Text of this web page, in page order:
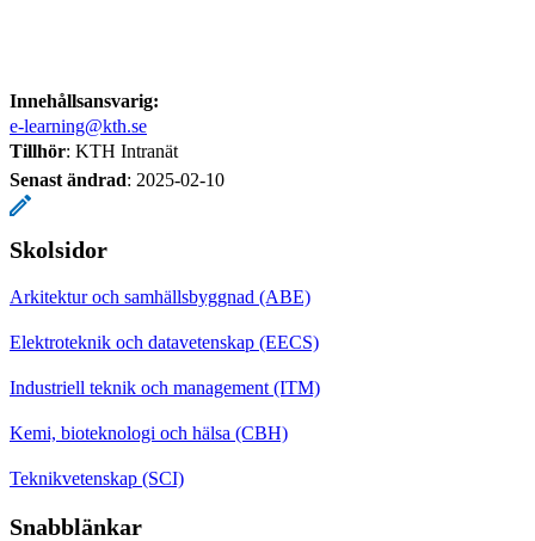
Innehållsansvarig:
e-learning@kth.se
Tillhör: KTH Intranät
Senast ändrad: 2025-02-10
Skolsidor
Arkitektur och samhällsbyggnad (ABE)
Elektroteknik och datavetenskap (EECS)
Industriell teknik och management (ITM)
Kemi, bioteknologi och hälsa (CBH)
Teknikvetenskap (SCI)
Snabblänkar